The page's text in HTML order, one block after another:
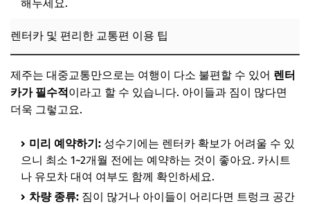
해두세요.
렌터카 및 편리한 교통편 이용 팁
제주는 대중교통만으로는 여행이 다소 불편할 수 있어 렌터
카가 필수적이라고 할 수 있습니다. 아이들과 짐이 많다면
더욱 그렇고요.
미리 예약하기: 성수기에는 렌터카 확보가 어려울 수 있
으니 최소 1~2개월 전에는 예약하는 것이 좋아요. 카시트
나 유모차 대여 여부도 함께 확인하세요.
차량 종류: 짐이 많거나 아이들이 어리다면 트렁크 공간